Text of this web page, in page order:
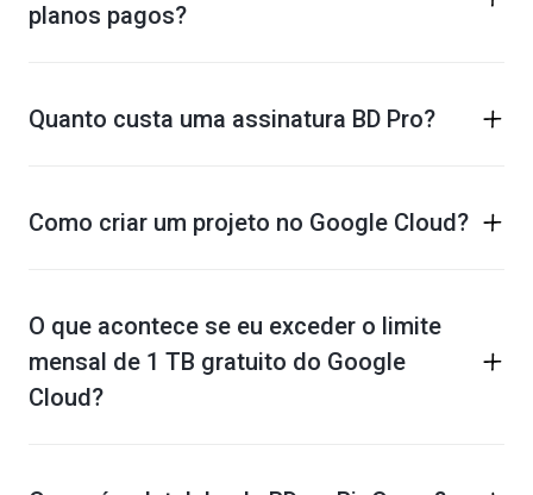
planos pagos?
Quanto custa uma assinatura BD Pro?
Como criar um projeto no Google Cloud?
O que acontece se eu exceder o limite
mensal de 1 TB gratuito do Google
Cloud?